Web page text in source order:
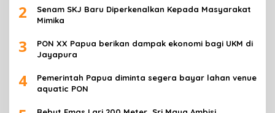
2
Senam SKJ Baru Diperkenalkan Kepada Masyarakat
Mimika
3
PON XX Papua berikan dampak ekonomi bagi UKM di
Jayapura
4
Pemerintah Papua diminta segera bayar lahan venue
aquatic PON